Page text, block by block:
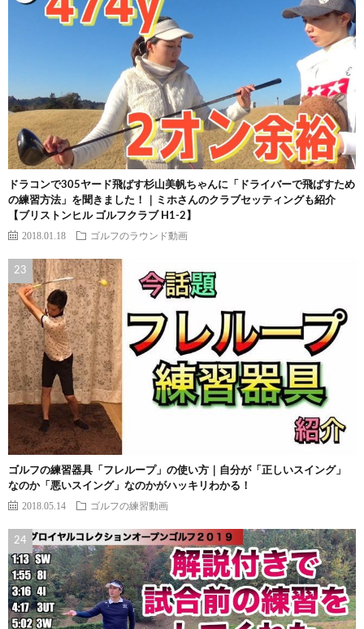
ドラコンで305ヤード飛ばす杉山美帆ちゃんに「ドライバーで飛ばすため
の練習方法」を聞きました！｜ミホさんのクラブセッティングも紹介
【ブリストンヒル ゴルフクラブ H1-2】
2018.01.18 ゴルフのラウンド動画
ゴルフの練習器具「フレループ」の使い方｜自分が「正しいスイング」
なのか「悪いスイング」なのかがハッキリわかる！
2018.05.14 ゴルフの練習動画